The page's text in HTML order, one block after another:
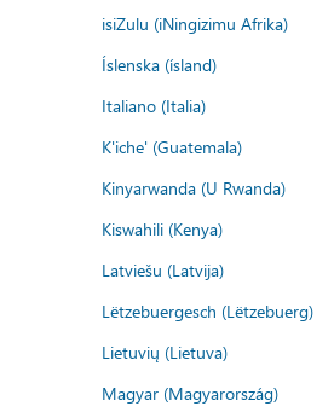
isiZulu (iNingizimu Afrika)
Íslenska (ísland)
Italiano (Italia)
K'iche' (Guatemala)
Kinyarwanda (U Rwanda)
Kiswahili (Kenya)
Latviešu (Latvija)
Lëtzebuergesch (Lëtzebuerg)
Lietuvių (Lietuva)
Magyar (Magyarország)